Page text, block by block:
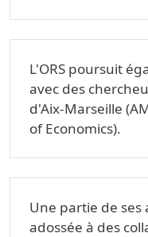
L'ORS poursuit
avec des
d'Aix-Marseille
of Economics).
Une partie de
adossée à des